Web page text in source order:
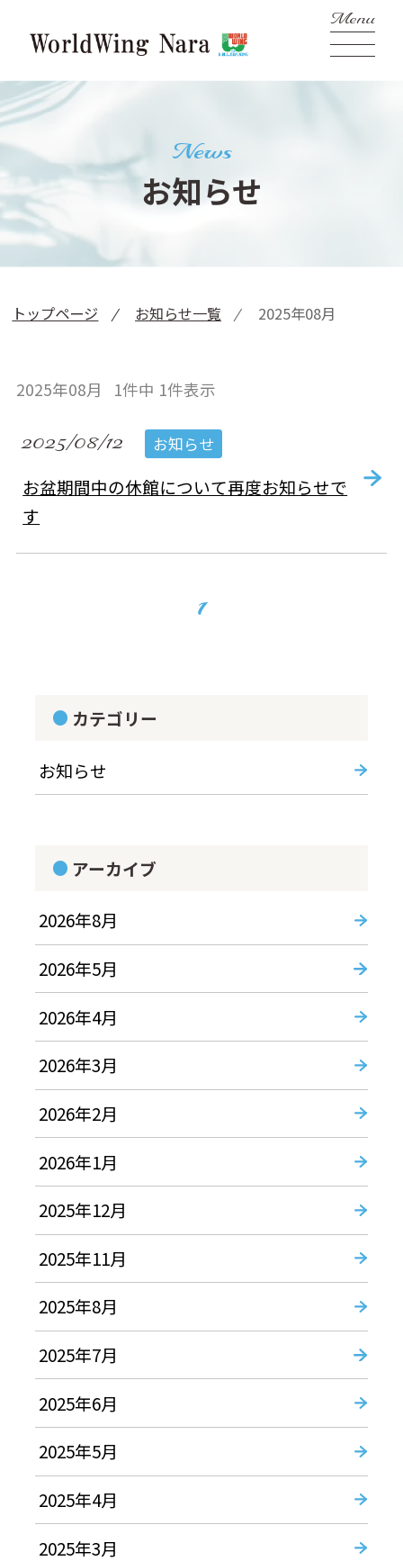
News
お知らせ
トップページ お知らせ一覧 2025年08月
2025年08月 1件中 1件表示
2025/08/12 お知らせ
お盆期間中の休館について再度お知らせで
す
1
カテゴリー
お知らせ
アーカイブ
2026年8月
2026年5月
2026年4月
2026年3月
2026年2月
2026年1月
2025年12月
2025年11月
2025年8月
2025年7月
2025年6月
2025年5月
2025年4月
2025年3月